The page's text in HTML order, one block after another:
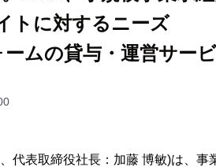
トに対するニーズ
ムの貸与・運営サー
代表取締役社長：加藤 博敏)は、事